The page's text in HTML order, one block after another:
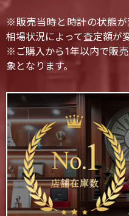
※販売当時と時計の状態が
相場状況によって査定額が
※ご購入から1年以内で販
象となります。